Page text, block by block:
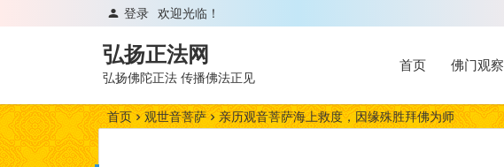
欢迎光临！
登录
弘扬正法网
弘扬佛陀正法 传播佛法正见
首页 佛门观察
首页 观世音菩萨 亲历观音菩萨海上救度，因缘殊胜拜佛为师